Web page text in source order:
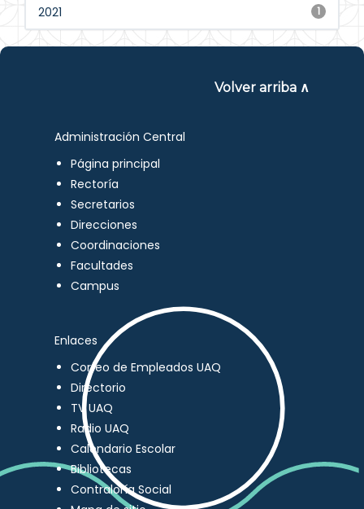
1
2021
Volver arriba ∧
Administración Central
Página principal
Rectoría
Secretarios
Direcciones
Coordinaciones
Facultades
Campus
Enlaces
Correo de Empleados UAQ
Directorio
TV UAQ
Radio UAQ
Calendario Escolar
Bibliotecas
Contraloría Social